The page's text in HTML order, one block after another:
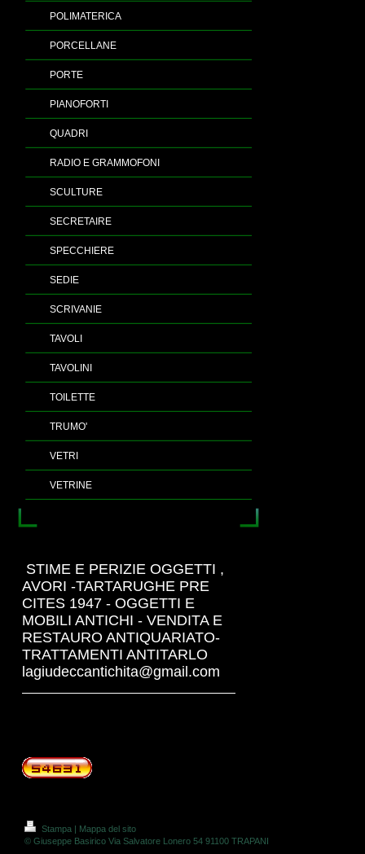
POLIMATERICA
PORCELLANE
PORTE
PIANOFORTI
QUADRI
RADIO E GRAMMOFONI
SCULTURE
SECRETAIRE
SPECCHIERE
SEDIE
SCRIVANIE
TAVOLI
TAVOLINI
TOILETTE
TRUMO'
VETRI
VETRINE
STIME E PERIZIE OGGETTI ,
AVORI -TARTARUGHE PRE
CITES 1947 - OGGETTI E
MOBILI ANTICHI - VENDITA E
RESTAURO ANTIQUARIATO-
TRATTAMENTI ANTITARLO
lagiudeccantichita@gmail.com
Stampa | Mappa del sito
© Giuseppe Basirico Via Salvatore Lonero 54 91100 TRAPANI